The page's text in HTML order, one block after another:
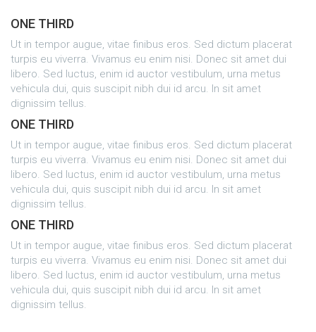
ONE THIRD
Ut in tempor augue, vitae finibus eros. Sed dictum placerat
turpis eu viverra. Vivamus eu enim nisi. Donec sit amet dui
libero. Sed luctus, enim id auctor vestibulum, urna metus
vehicula dui, quis suscipit nibh dui id arcu. In sit amet
dignissim tellus.
ONE THIRD
Ut in tempor augue, vitae finibus eros. Sed dictum placerat
turpis eu viverra. Vivamus eu enim nisi. Donec sit amet dui
libero. Sed luctus, enim id auctor vestibulum, urna metus
vehicula dui, quis suscipit nibh dui id arcu. In sit amet
dignissim tellus.
ONE THIRD
Ut in tempor augue, vitae finibus eros. Sed dictum placerat
turpis eu viverra. Vivamus eu enim nisi. Donec sit amet dui
libero. Sed luctus, enim id auctor vestibulum, urna metus
vehicula dui, quis suscipit nibh dui id arcu. In sit amet
dignissim tellus.